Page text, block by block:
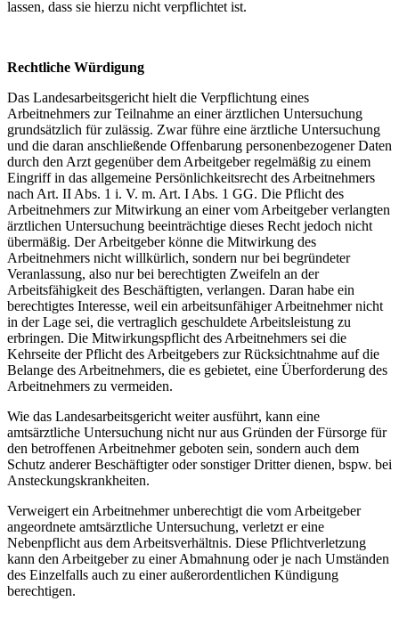
lassen, dass sie hierzu nicht verpflichtet ist.
Rechtliche Würdigung
Das Landesarbeitsgericht hielt die Verpflichtung eines
Arbeitnehmers zur Teilnahme an einer ärztlichen Untersuchung
grundsätzlich für zulässig. Zwar führe eine ärztliche Untersuchung
und die daran anschließende Offenbarung personenbezogener Daten
durch den Arzt gegenüber dem Arbeitgeber regelmäßig zu einem
Eingriff in das allgemeine Persönlichkeitsrecht des Arbeitnehmers
nach Art. II Abs. 1 i. V. m. Art. I Abs. 1 GG. Die Pflicht des
Arbeitnehmers zur Mitwirkung an einer vom Arbeitgeber verlangten
ärztlichen Untersuchung beeinträchtige dieses Recht jedoch nicht
übermäßig. Der Arbeitgeber könne die Mitwirkung des
Arbeitnehmers nicht willkürlich, sondern nur bei begründeter
Veranlassung, also nur bei berechtigten Zweifeln an der
Arbeitsfähigkeit des Beschäftigten, verlangen. Daran habe ein
berechtigtes Interesse, weil ein arbeitsunfähiger Arbeitnehmer nicht
in der Lage sei, die vertraglich geschuldete Arbeitsleistung zu
erbringen. Die Mitwirkungspflicht des Arbeitnehmers sei die
Kehrseite der Pflicht des Arbeitgebers zur Rücksichtnahme auf die
Belange des Arbeitnehmers, die es gebietet, eine Überforderung des
Arbeitnehmers zu vermeiden.
Wie das Landesarbeitsgericht weiter ausführt, kann eine
amtsärztliche Untersuchung nicht nur aus Gründen der Fürsorge für
den betroffenen Arbeitnehmer geboten sein, sondern auch dem
Schutz anderer Beschäftigter oder sonstiger Dritter dienen, bspw. bei
Ansteckungskrankheiten.
Verweigert ein Arbeitnehmer unberechtigt die vom Arbeitgeber
angeordnete amtsärztliche Untersuchung, verletzt er eine
Nebenpflicht aus dem Arbeitsverhältnis. Diese Pflichtverletzung
kann den Arbeitgeber zu einer Abmahnung oder je nach Umständen
des Einzelfalls auch zu einer außerordentlichen Kündigung
berechtigen.